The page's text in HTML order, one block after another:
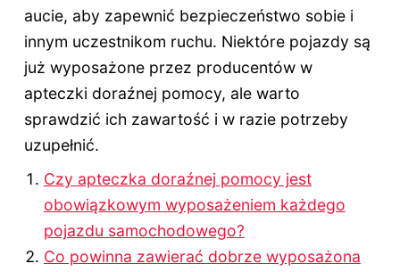
aucie, aby zapewnić bezpieczeństwo sobie i
innym uczestnikom ruchu. Niektóre pojazdy są
już wyposażone przez producentów w
apteczki doraźnej pomocy, ale warto
sprawdzić ich zawartość i w razie potrzeby
uzupełnić.
Czy apteczka doraźnej pomocy jest
obowiązkowym wyposażeniem każdego
pojazdu samochodowego?
Co powinna zawierać dobrze wyposażona